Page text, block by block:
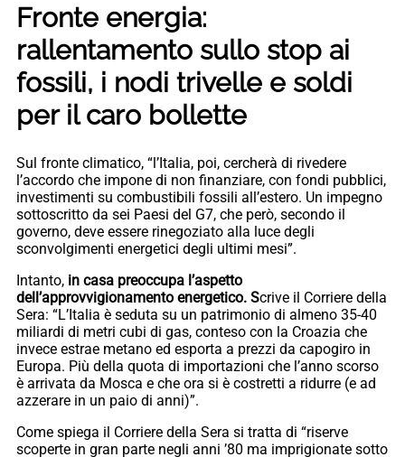
Fronte energia:
rallentamento sullo stop ai
fossili, i nodi trivelle e soldi
per il caro bollette
Sul fronte climatico, “l’Italia, poi, cercherà di rivedere
l’accordo che impone di non finanziare, con fondi pubblici,
investimenti su combustibili fossili all’estero. Un impegno
sottoscritto da sei Paesi del G7, che però, secondo il
governo, deve essere rinegoziato alla luce degli
sconvolgimenti energetici degli ultimi mesi”.
Intanto, in casa preoccupa l’aspetto
dell’approvvigionamento energetico. Scrive il Corriere della
Sera: “L’Italia è seduta su un patrimonio di almeno 35-40
miliardi di metri cubi di gas, conteso con la Croazia che
invece estrae metano ed esporta a prezzi da capogiro in
Europa. Più della quota di importazioni che l’anno scorso
è arrivata da Mosca e che ora si è costretti a ridurre (e ad
azzerare in un paio di anni)”.
Come spiega il Corriere della Sera si tratta di “riserve
scoperte in gran parte negli anni ’80 ma imprigionate sotto